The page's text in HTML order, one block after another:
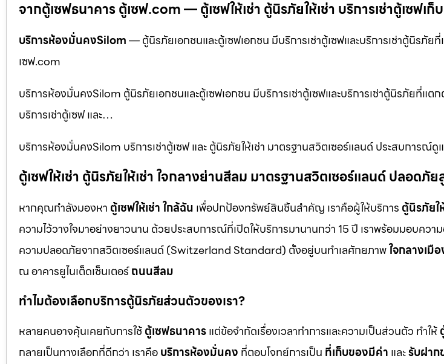
จากตู้เซฟธนาคาร ตู้เซฟ.com — ตู้เซฟให้เช่า ตู้นิรภัยให้เช่า บริการเช่าตู้เซฟเ
บริการห้องมั่นคงSilom— ตู้นิรภัยเอกชนและตู้เซฟเอกชน มีบริการเช่าตู้เซฟและบริการเช่าตู้นิรภัย
เซฟ.com
บริการห้องมั่นคงSilom ตู้นิรภัยเอกชนและตู้เซฟเอกชน มีบริการเช่าตู้เซฟและบริการเช่าตู้นิรภัยที่แต
บริการเช่าตู้เซฟ และ…
บริการห้องมั่นคงSilom บริการเช่าตู้เซฟ และ ตู้นิรภัยให้เช่า มาตรฐานสวิตเซอร์แลนด์ ประสบการณ์
ตู้เซฟให้เช่า ตู้นิรภัยให้เช่า ใจกลางย่านสีลม มาตรฐานสวิตเซอร์แลนด์ ปลอดภัย
หากคุณกำลังมองหา ตู้เซฟให้เช่า ใกล้ฉัน เพื่อปกป้องทรัพย์สินชิ้นสำคัญ เราคือผู้ให้บริการ ตู้นิรภัยใ
ความไว้วางใจมาอย่างยาวนาน ด้วยประสบการณ์ที่เปิดให้บริการมานานกว่า 15 ปี เราพร้อมมอบคว
ความปลอดภัยจากสวิตเซอร์แลนด์ (Switzerland Standard) ตั้งอยู่บนทำเลศักยภาพใจกลางเมื
ณ อาคารยูไนเต็ดเซ็นเตอร์ถนนสีลม
ทำไมต้องเลือกบริการตู้นิรภัยส่วนตัวของเรา?
หลายคนอาจคุ้นเคยกับการใช้ตู้เซฟธนาคารแต่ข้อจำกัดเรื่องเวลาทำการและความเป็นส่วนตัว ทำให้
กลายเป็นทางเลือกที่ดีกว่า เราคือบริการห้องมั่นคง ที่ตอบโจทย์การเป็น ที่เก็บของมีค่า และรับฝา